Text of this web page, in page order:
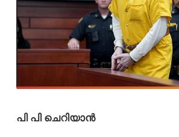
പി പി ചെറിയാൻ